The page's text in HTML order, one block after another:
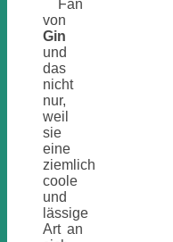
Fan
von
Gin
und
das
nicht
nur,
weil
sie
eine
ziemlich
coole
und
lässige
Art an